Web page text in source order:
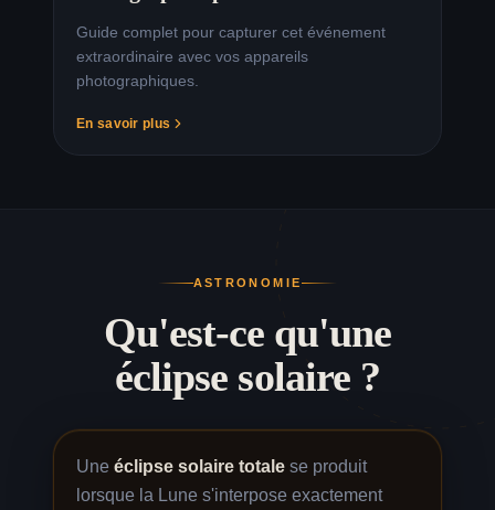
Guide complet pour capturer cet événement
extraordinaire avec vos appareils
photographiques.
En savoir plus
ASTRONOMIE
Qu'est-ce qu'une
éclipse solaire ?
Une éclipse solaire totale se produit
lorsque la Lune s'interpose exactement